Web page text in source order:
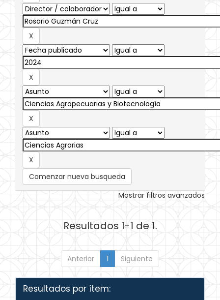
Comenzar nueva busqueda
Mostrar filtros avanzados
Resultados 1-1 de 1.
Anterior 1 Siguiente
Resultados por ítem: